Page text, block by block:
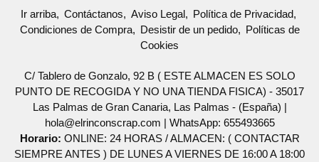
Ir arriba Contáctanos Aviso Legal
Política de Privacidad
Condiciones de Compra
Desistir de un pedido
Políticas de
Cookies
C/ Tablero de Gonzalo, 92 B ( ESTE ALMACEN ES SOLO
PUNTO DE RECOGIDA Y NO UNA TIENDA FISICA) - 35017
Las Palmas de Gran Canaria, Las Palmas - (España) |
hola@elrinconscrap.com | WhatsApp: 655493665
Horario: ONLINE: 24 HORAS / ALMACEN: ( CONTACTAR
SIEMPRE ANTES ) DE LUNES A VIERNES DE 16:00 A 18:00